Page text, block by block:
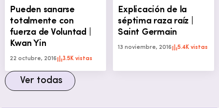
Pueden sanarse
totalmente con
fuerza de Voluntad |
Kwan Yin
22 octubre, 2016 3.5K vistas
Explicación de la
séptima raza raíz |
Saint Germain
13 noviembre, 2016 5.4K vistas
Ver todas